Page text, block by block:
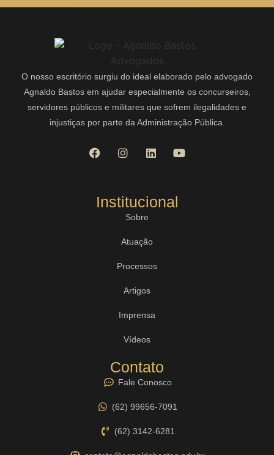
O nosso escritório surgiu do ideal elaborado pelo advogado
Agnaldo Bastos em ajudar especialmente os concurseiros,
servidores públicos e militares que sofrem ilegalidades e
injustiças por parte da Administração Pública.
Institucional
Sobre
Atuação
Processos
Artigos
Imprensa
Vídeos
Contato
Fale Conosco
(62) 99656-7091
(62) 3142-6281